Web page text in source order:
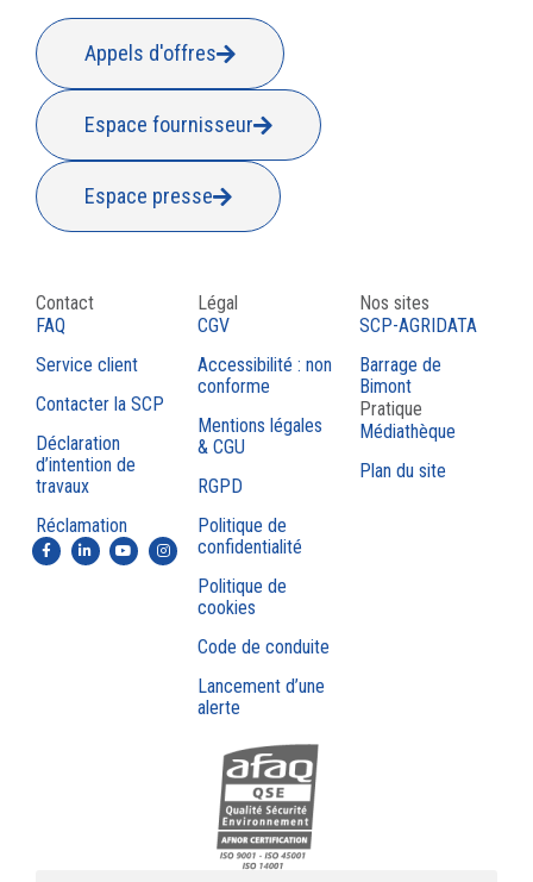
Appels d'offres
Espace fournisseur
Espace presse
Contact
FAQ
Service client
Contacter la SCP
Déclaration
d’intention de
travaux
Réclamation
Légal
CGV
Accessibilité : non
conforme
Mentions légales
& CGU
RGPD
Politique de
confidentialité
Politique de
cookies
Code de conduite
Lancement d’une
alerte
Nos sites
SCP-AGRIDATA
Barrage de
Bimont
Pratique
Médiathèque
Plan du site